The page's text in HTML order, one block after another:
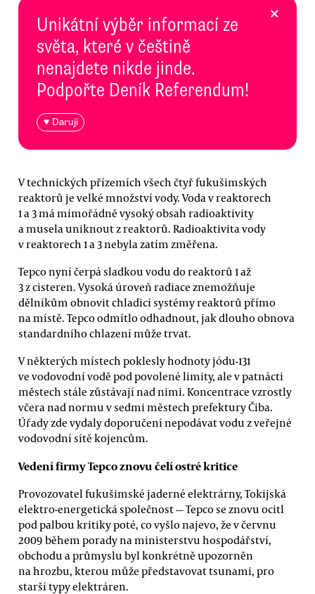
Unikátní výběr informací ze
světa, které v češtině
nenajdete nikde jinde.
Podpořte Deník Referendum!
♥ Daruji
×
V technických přízemích všech čtyř fukušimských
reaktorů je velké množství vody. Voda v reaktorech
1 a 3 má mimořádně vysoký obsah radioaktivity
a musela uniknout z reaktorů. Radioaktivita vody
v reaktorech 1 a 3 nebyla zatím změřena.
Tepco nyní čerpá sladkou vodu do reaktorů 1 až
3 z cisteren. Vysoká úroveň radiace znemožňuje
dělníkům obnovit chladicí systémy reaktorů přímo
na místě. Tepco odmítlo odhadnout, jak dlouho obnova
standardního chlazení může trvat.
V některých místech poklesly hodnoty jódu-131
ve vodovodní vodě pod povolené limity, ale v patnácti
městech stále zůstávají nad nimi. Koncentrace vzrostly
včera nad normu v sedmi městech prefektury Čiba.
Úřady zde vydaly doporučení nepodávat vodu z veřejné
vodovodní sítě kojencům.
Vedení firmy Tepco znovu čelí ostré kritice
Provozovatel fukušimské jaderné elektrárny, Tokijská
elektro-energetická společnost — Tepco se znovu ocitl
pod palbou kritiky poté, co vyšlo najevo, že v červnu
2009 během porady na ministerstvu hospodářství,
obchodu a průmyslu byl konkrétně upozorněn
na hrozbu, kterou může představovat tsunami, pro
starší typy elektráren.